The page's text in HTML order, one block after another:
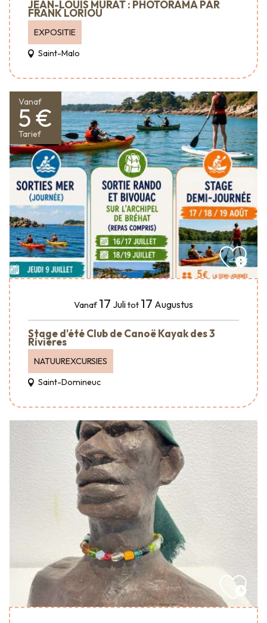
JEAN-LOUIS MURAT : PHOTORAMA PAR
FRANK LORIOU
EXPOSITIE
Saint-Malo
Vanaf
5 €
Tarief
Vanaf 17 Julitot 17 Augustus
Stage d'été Club de Canoë Kayak des 3
Rivières
NATUUREXCURSIES
Saint-Domineuc